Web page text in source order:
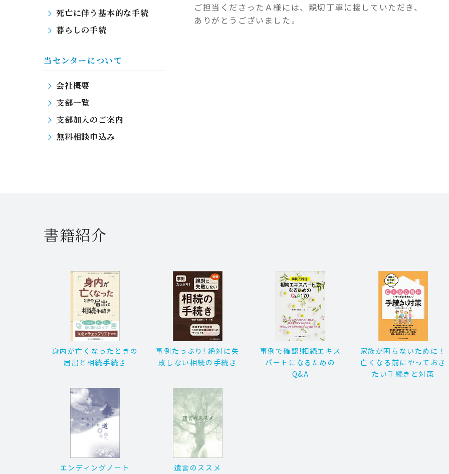
死亡に伴う基本的な手続
暮らしの手続
当センターについて
会社概要
支部一覧
支部加入のご案内
無料相談申込み
ご担当くださったＡ様には、親切丁寧に接していただき、
ありがとうございました。
書籍紹介
身内が亡くなったときの
届出と相続手続き
事例たっぷり! 絶対に失
敗しない相続の手続き
事例で確認!相続エキス
パートになるための
Q&A
家族が困らないために！
亡くなる前にやっておき
たい手続きと対策
エンディングノート
遺言のススメ